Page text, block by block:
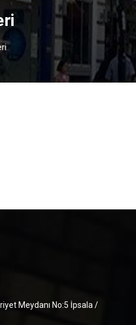
Meydanı No:5 İpsala /